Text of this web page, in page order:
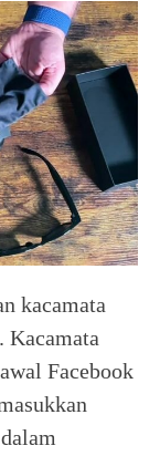
kacamata
Kacamata
Facebook